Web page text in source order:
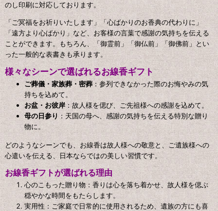
のし印刷に対応しております。
「ご冥福をお祈りいたします」「心ばかりのお香典の代わりに」
「遠方より心ばかり」など、お客様の言葉で感謝の気持ちを伝える
ことができます。もちろん、「御霊前」「御仏前」「御佛前」とい
った一般的な表書きも承ります。
様々なシーンで選ばれるお線香ギフト
ご葬儀・家族葬・密葬：参列できなかった際のお悔やみの気
持ちを込めて。
お盆・お彼岸：故人様を偲び、ご先祖様への感謝を込めて。
母の日参り ：天国の母へ、感謝の気持ちを伝える特別な贈り
物に。
どのようなシーンでも、お線香は故人様への敬意と、ご遺族様への
心遣いを伝える、日本ならではの美しい習慣です。
お線香ギフトが選ばれる理由
心のこもった贈り物：香りは心を落ち着かせ、故人様を偲ぶ
穏やかな時間をもたらします。
実用性：ご家庭で日常的に使用されるため、遺族の方にも喜